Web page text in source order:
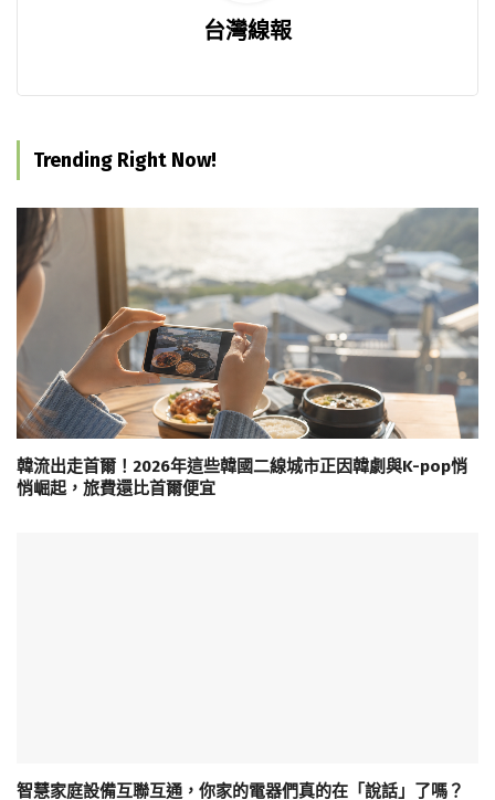
台灣線報
Trending Right Now!
韓流出走首爾！2026年這些韓國二線城市正因韓劇與K-pop悄
悄崛起，旅費還比首爾便宜
智慧家庭設備互聯互通，你家的電器們真的在「說話」了嗎？